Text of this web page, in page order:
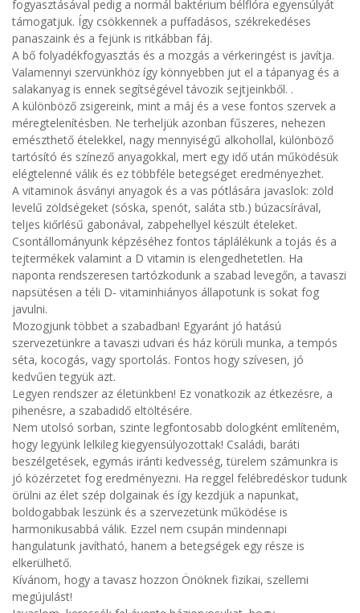
fogyasztásával pedig a normál baktérium bélflóra egyensúlyát
támogatjuk. Így csökkennek a puffadásos, székrekedéses
panaszaink és a fejünk is ritkábban fáj.
A bő folyadékfogyasztás és a mozgás a vérkeringést is javítja.
Valamennyi szervünkhöz így könnyebben jut el a tápanyag és a
salakanyag is ennek segítségével távozik sejtjeinkből. .
A különböző zsigereink, mint a máj és a vese fontos szervek a
méregtelenítésben. Ne terheljük azonban fűszeres, nehezen
emészthető ételekkel, nagy mennyiségű alkohollal, különböző
tartósító és színező anyagokkal, mert egy idő után működésük
elégtelenné válik és ez többféle betegséget eredményezhet.
A vitaminok ásványi anyagok és a vas pótlására javaslok: zöld
levelű zöldségeket (sóska, spenót, saláta stb.) búzacsírával,
teljes kiőrlésű gabonával, zabpehellyel készült ételeket.
Csontállományunk képzéséhez fontos táplálékunk a tojás és a
tejtermékek valamint a D vitamin is elengedhetetlen. Ha
naponta rendszeresen tartózkodunk a szabad levegőn, a tavaszi
napsütésen a téli D- vitaminhiányos állapotunk is sokat fog
javulni.
Mozogjunk többet a szabadban! Egyaránt jó hatású
szervezetünkre a tavaszi udvari és ház körüli munka, a tempós
séta, kocogás, vagy sportolás. Fontos hogy szívesen, jó
kedvűen tegyük azt.
Legyen rendszer az életünkben! Ez vonatkozik az étkezésre, a
pihenésre, a szabadidő eltöltésére.
Nem utolsó sorban, szinte legfontosabb dologként említeném,
hogy legyünk lelkileg kiegyensúlyozottak! Családi, baráti
beszélgetések, egymás iránti kedvesség, türelem számunkra is
jó közérzetet fog eredményezni. Ha reggel felébredéskor tudunk
örülni az élet szép dolgainak és így kezdjük a napunkat,
boldogabbak leszünk és a szervezetünk működése is
harmonikusabbá válik. Ezzel nem csupán mindennapi
hangulatunk javítható, hanem a betegségek egy része is
elkerülhető.
Kívánom, hogy a tavasz hozzon Önöknek fizikai, szellemi
megújulást!